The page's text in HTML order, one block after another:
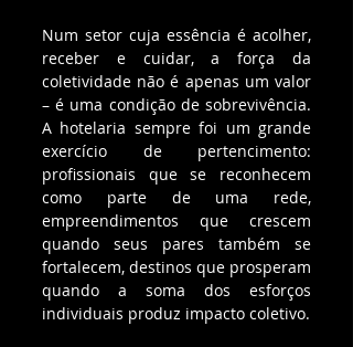
Num setor cuja essência é acolher,
receber e cuidar, a força da
coletividade não é apenas um valor
– é uma condição de sobrevivência.
A hotelaria sempre foi um grande
exercício de pertencimento:
profissionais que se reconhecem
como parte de uma rede,
empreendimentos que crescem
quando seus pares também se
fortalecem, destinos que prosperam
quando a soma dos esforços
individuais produz impacto coletivo.